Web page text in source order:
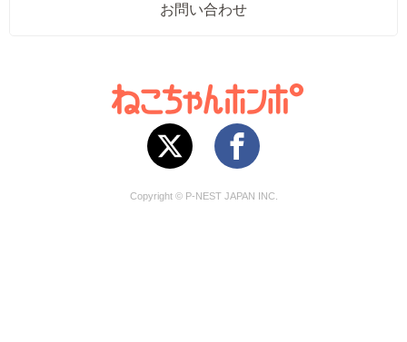
お問い合わせ
Copyright © P-NEST JAPAN INC.